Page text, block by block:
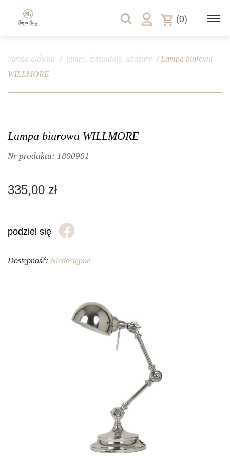
(0)
Strona główna / lampy, żyrandole, abażury / Lampa biurowa
WILLMORE
Lampa biurowa WILLMORE
Nr produktu: 1800901
335,00 zł
podziel się
Dostępność: Niedostępne